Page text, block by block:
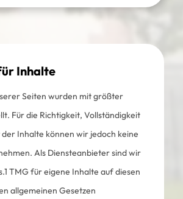
Inhalte
Seiten wurden mit größter
Für die Richtigkeit, Vollständigkeit
Inhalte können wir jedoch keine
Als Diensteanbieter sind wir
TMG für eigene Inhalte auf diesen
allgemeinen Gesetzen